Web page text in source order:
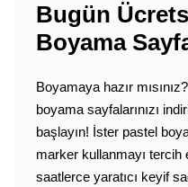
Bugün
Boyama
Boyamaya hazır
boyama sayfalarınızı
başlayın! İster pastel
marker kullanmayı tercih
saatlerce yaratıcı keyif